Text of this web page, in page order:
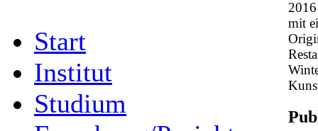
Start
Institut
Studium
mit